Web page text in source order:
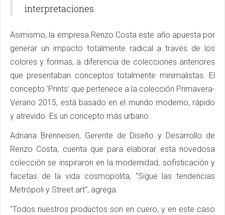
interpretaciones.
Asimismo, la empresa Renzo Costa este año apuesta por
generar un impacto totalmente radical a través de los
colores y formas, a diferencia de colecciones anteriores
que presentaban conceptos totalmente minimalistas. El
concepto 'Prints' que pertenece a la colección Primavera-
Verano 2015, está basado en el mundo moderno, rápido
y atrevido. Es un concepto más urbano.
Adriana Brenneisen, Gerente de Diseño y Desarrollo de
Renzo Costa, cuenta que para elaborar esta novedosa
colección se inspiraron en la modernidad, sofisticación y
facetas de la vida cosmopolita, "Sigue las tendencias
Metrópoli y Street art", agrega.
"Todos nuestros productos son en cuero, y en este caso